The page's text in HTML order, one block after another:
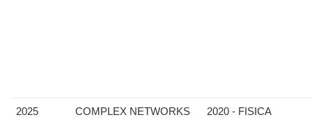
2025 COMPLEX NETWORKS 2020 - FISICA